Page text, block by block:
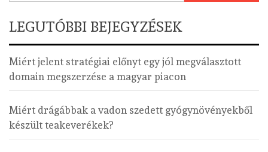
LEGUTÓBBI BEJEGYZÉSEK
Miért jelent stratégiai előnyt egy jól megválasztott
domain megszerzése a magyar piacon
Miért drágábbak a vadon szedett gyógynövényekből
készült teakeverékek?